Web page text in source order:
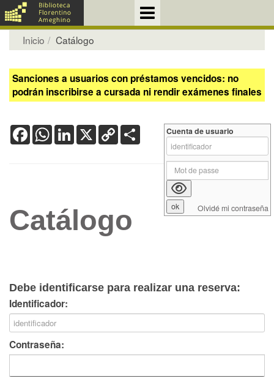
Inicio Catálogo
Sanciones a usuarios con préstamos vencidos: no
podrán inscribirse a cursada ni rendir exámenes finales
FacebookWhatsApp
LinkedIn
X Copy
Link
Catálogo
Debe identificarse para realizar una reserva:
Identificador:
Contraseña:
Cuenta de usuario
Olvidé mi contraseña